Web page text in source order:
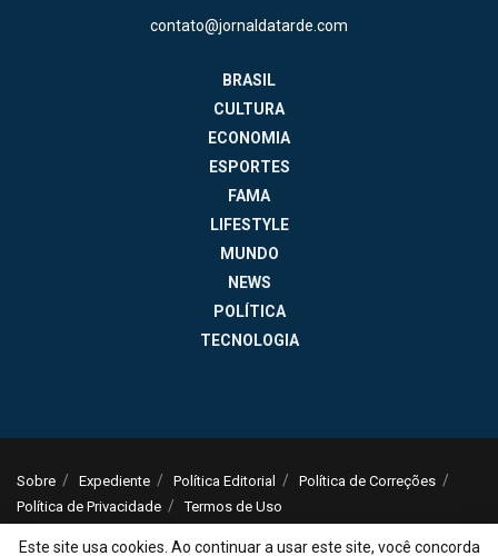
contato@jornaldatarde.com
BRASIL
CULTURA
ECONOMIA
ESPORTES
FAMA
LIFESTYLE
MUNDO
NEWS
POLÍTICA
TECNOLOGIA
Sobre Expediente Política Editorial
Política de Correções
Política de Privacidade
Termos de Uso
© 2025Jornal da Tarde
- Notícias do Brasil e do mundo - ISSN: 1516-294X -
Este site usa cookies. Ao continuar a usar este site, você concorda